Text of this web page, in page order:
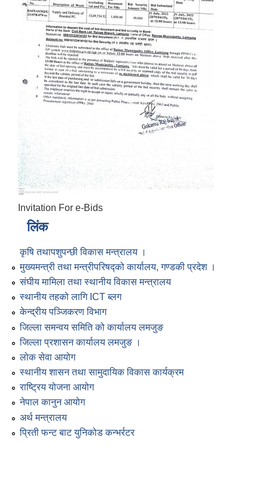
Invitation For e-Bids
लिंक
कृषि तथापशुपन्छी विकास मन्त्रालय ।
मुख्यमन्त्री तथा मन्त्रीपरिषद्को कार्यालय, गण्डकी प्रदेश ।
संघीय मामिला तथा स्थानीय विकास मन्त्रालय
स्थानीय तहको लागि ICT ब्लग
केन्द्रीय पञ्जिकरण विभाग
जिल्ला समन्वय समिति को कार्यालय लमजुङ
जिल्ला प्रशासन कार्यालय लमजुङ ।
लोक सेवा आयोग
स्थानीय शासन तथा सामुदायिक विकास कार्यक्रम
राष्ट्रिय योजना आयोग
नेपाल कानुन आयोग
अर्थ मन्त्रालय
प्रिती फन्ट बाट युनिकोड कन्भर्रटर